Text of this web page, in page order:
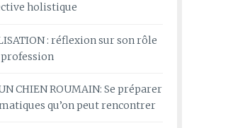
holistique
: réflexion sur son rôle
CHIEN ROUMAIN: Se préparer
qu’on peut rencontrer